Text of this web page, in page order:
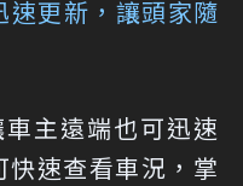
更新，讓頭家隨
主遠端也可迅速
速查看車況，掌